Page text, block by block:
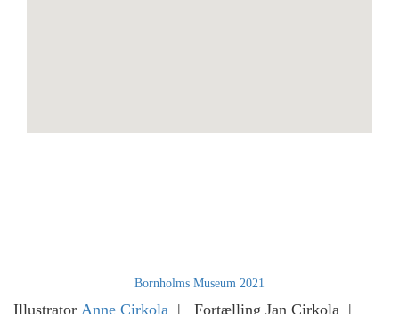
Bornholms Museum 2021
Illustrator Anne Cirkola | Fortælling Jan Cirkola |